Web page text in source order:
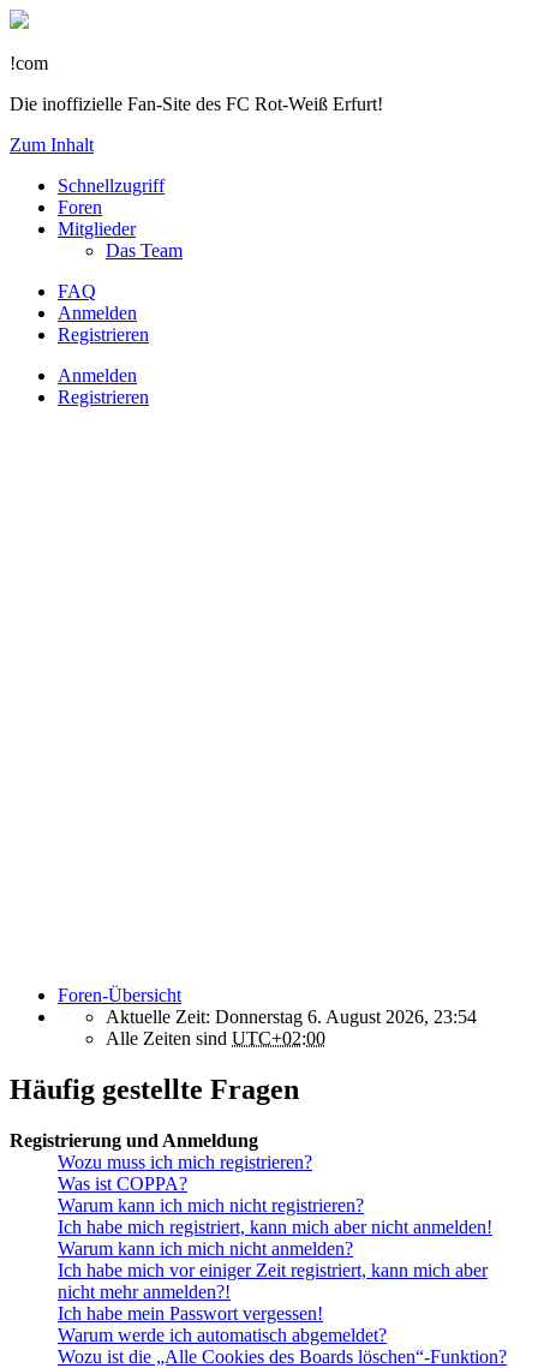
!com
Die inoffizielle Fan-Site des FC Rot-Weiß Erfurt!
Zum Inhalt
Schnellzugriff
Foren
Mitglieder
Das Team
FAQ
Anmelden
Registrieren
Anmelden
Registrieren
Foren-Übersicht
Aktuelle Zeit: Donnerstag 6. August 2026, 23:54
Alle Zeiten sind UTC+02:00
Häufig gestellte Fragen
Registrierung und Anmeldung
Wozu muss ich mich registrieren?
Was ist COPPA?
Warum kann ich mich nicht registrieren?
Ich habe mich registriert, kann mich aber nicht anmelden!
Warum kann ich mich nicht anmelden?
Ich habe mich vor einiger Zeit registriert, kann mich aber
nicht mehr anmelden?!
Ich habe mein Passwort vergessen!
Warum werde ich automatisch abgemeldet?
Wozu ist die „Alle Cookies des Boards löschen“-Funktion?